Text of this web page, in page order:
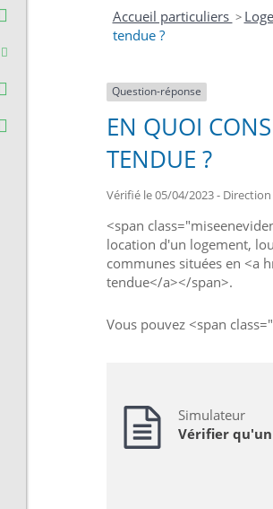
Accueil particuliers >
tendue ?
Question-réponse
EN QUOI
TENDUE ?
Vérifié le 05/04/2023 -
<span
location d'un logement,
communes situées en <a
tendue</a></span>.
Vous pouvez <span
Simulateur
Vérifier